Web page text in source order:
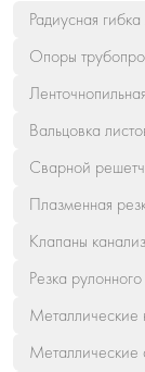
Радиусная
Опоры
Вальцовка
Сварной
Плазменная
Клапаны
Резка
Металлические
Металлические